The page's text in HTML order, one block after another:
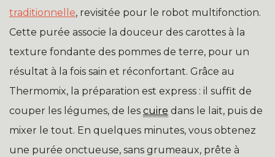
traditionnelle, revisitée pour le robot multifonction.
Cette purée associe la douceur des carottes à la
texture fondante des pommes de terre, pour un
résultat à la fois sain et réconfortant. Grâce au
Thermomix, la préparation est express : il suffit de
couper les légumes, de les cuire dans le lait, puis de
mixer le tout. En quelques minutes, vous obtenez
une purée onctueuse, sans grumeaux, prête à